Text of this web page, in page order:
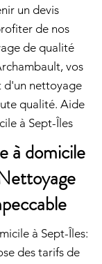
un devis
de nos
de qualité
vos
d'un nettoyage
qualité. Aide
à Sept-Îles
à domicile
à Sept-Îles:
des tarifs de